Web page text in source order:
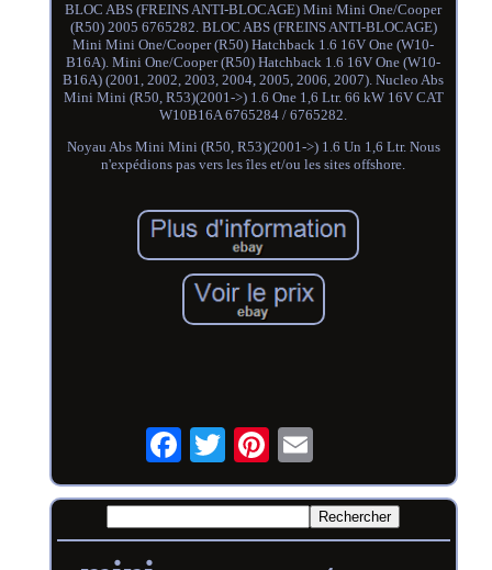
BLOC ABS (FREINS ANTI-BLOCAGE) Mini Mini One/Cooper
(R50) 2005 6765282. BLOC ABS (FREINS ANTI-BLOCAGE)
Mini Mini One/Cooper (R50) Hatchback 1.6 16V One (W10-
B16A). Mini One/Cooper (R50) Hatchback 1.6 16V One (W10-
B16A) (2001, 2002, 2003, 2004, 2005, 2006, 2007). Nucleo Abs
Mini Mini (R50, R53)(2001->) 1.6 One 1,6 Ltr. 66 kW 16V CAT
W10B16A 6765284 / 6765282.
Noyau Abs Mini Mini (R50, R53)(2001->) 1.6 Un 1,6 Ltr. Nous
n'expédions pas vers les îles et/ou les sites offshore.